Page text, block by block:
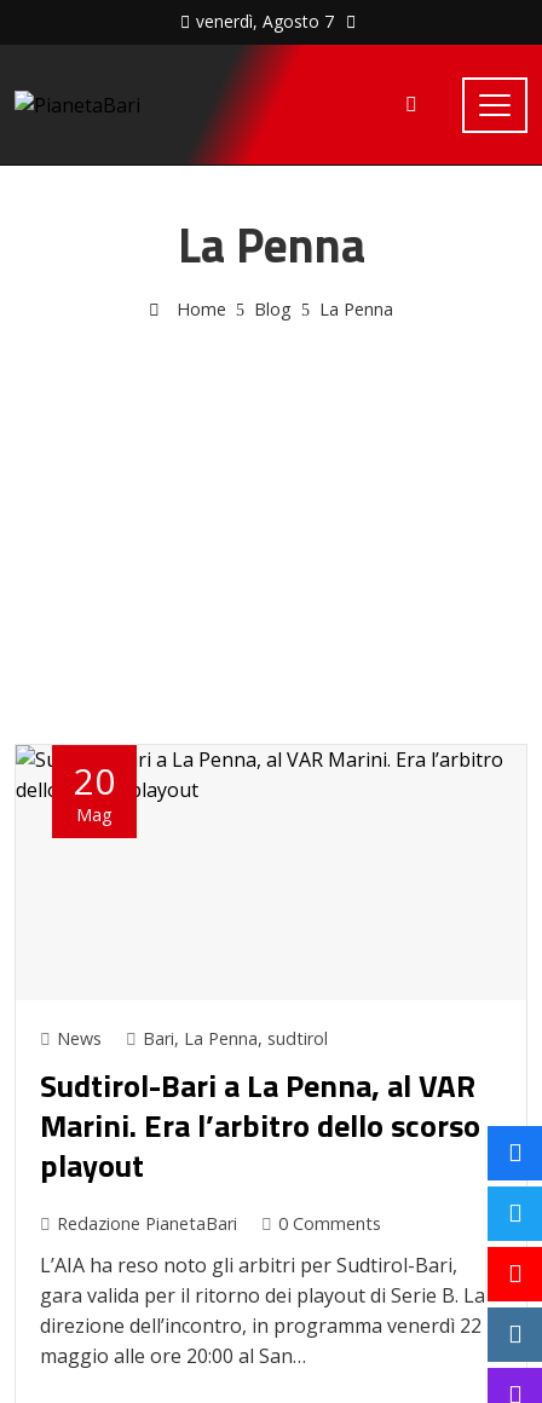
venerdì, Agosto 7
La Penna
Home Blog La Penna
20
Mag
News Bari, La Penna, sudtirol
Sudtirol-Bari a La Penna, al VAR
Marini. Era l’arbitro dello scorso
playout
Redazione PianetaBari 0 Comments
L’AIA ha reso noto gli arbitri per Sudtirol-Bari,
gara valida per il ritorno dei playout di Serie B. La
direzione dell’incontro, in programma venerdì 22
maggio alle ore 20:00 al San…